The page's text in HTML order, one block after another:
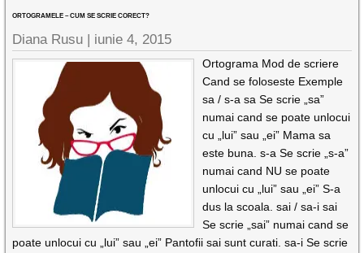
ORTOGRAMELE – CUM SE SCRIE CORECT?
Diana Rusu | iunie 4, 2015
Ortograma Mod de scriere
Cand se foloseste Exemple
sa / s-a sa Se scrie „sa”
numai cand se poate unlocui
cu „lui” sau „ei” Mama sa
este buna. s-a Se scrie „s-a”
numai cand NU se poate
unlocui cu „lui” sau „ei” S-a
dus la scoala. sai / sa-i sai
Se scrie „sai” numai cand se
poate unlocui cu „lui” sau „ei” Pantofii sai sunt curati. sa-i Se scrie